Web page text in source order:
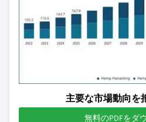
主要な市場動向を
無料のPDFをダ